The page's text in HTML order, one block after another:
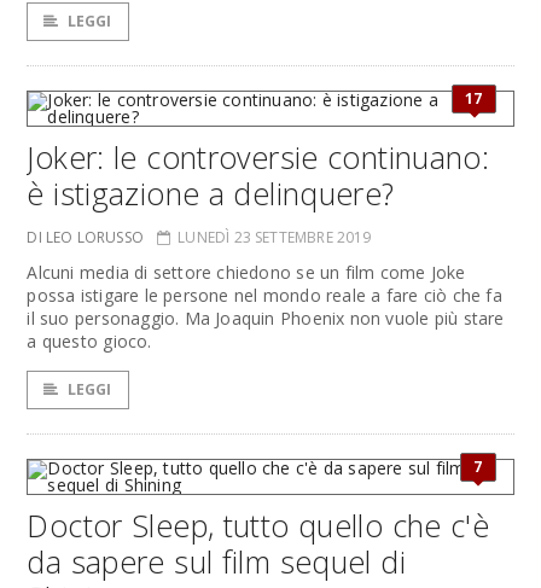
LEGGI
17
Joker: le controversie continuano:
è istigazione a delinquere?
DI LEO LORUSSO LUNEDÌ 23 SETTEMBRE 2019
Alcuni media di settore chiedono se un film come Joke
possa istigare le persone nel mondo reale a fare ciò che fa
il suo personaggio. Ma Joaquin Phoenix non vuole più stare
a questo gioco.
LEGGI
7
Doctor Sleep, tutto quello che c'è
da sapere sul film sequel di